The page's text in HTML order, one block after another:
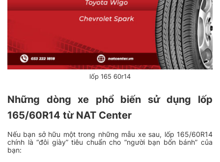
lốp 165 60r14
Những dòng xe phổ biến sử dụng lốp
165/60R14 từ NAT Center
Nếu bạn sở hữu một trong những mẫu xe sau, lốp 165/60R14
chính là “đôi giày” tiêu chuẩn cho “người bạn bốn bánh” của
bạn: